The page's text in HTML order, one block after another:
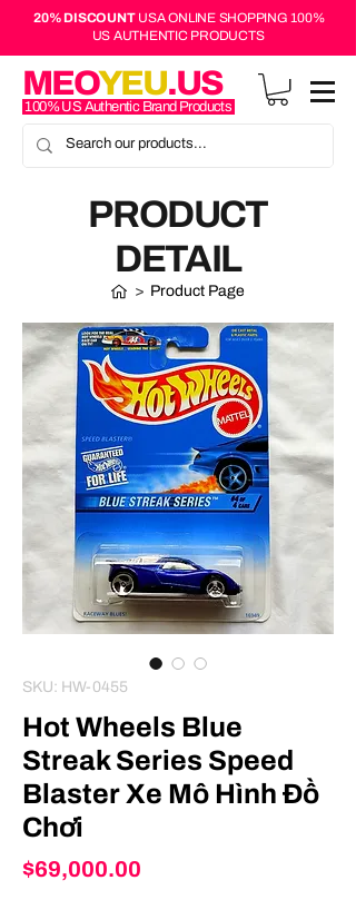
20% DISCOUNTUSA ONLINE SHOPPING 100%
US AUTHENTIC PRODUCTS
MEOYEU.US
100% US Authentic Brand Products
PRODUCT
DETAIL
> Product Page
SKU: HW-0455
Hot Wheels Blue
Streak Series Speed
Blaster Xe Mô Hình Đồ
Chơi
$69,000.00